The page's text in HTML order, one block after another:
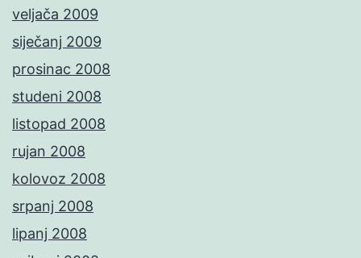
veljača 2009
siječanj 2009
prosinac 2008
studeni 2008
listopad 2008
rujan 2008
kolovoz 2008
srpanj 2008
lipanj 2008